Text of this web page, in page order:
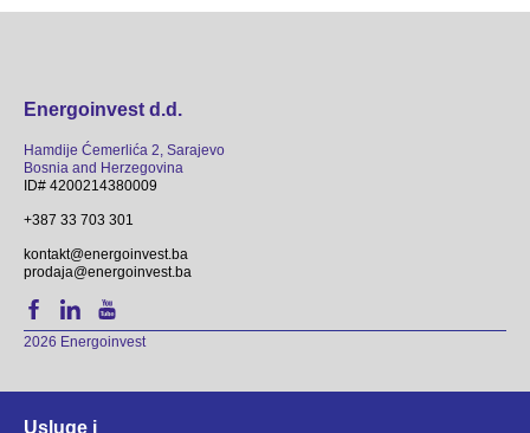
Energoinvest d.d.
Hamdije Ćemerlića 2, Sarajevo
Bosnia and Herzegovina
ID# 4200214380009
+387 33 703 301
kontakt@energoinvest.ba
prodaja@energoinvest.ba
2026 Energoinvest
Usluge i